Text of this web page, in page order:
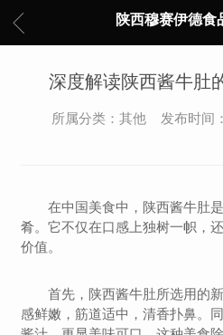
陕西穆赛伊德食
深度解读陕西酱牛肚
所属分类：其他 发布时间
在中国美食中，陕西酱牛肚
肴。它不仅在口感上独树一帜，
价值。
首先，陕西酱牛肚所选用的
感鲜嫩，筋道适中，清香扑鼻。